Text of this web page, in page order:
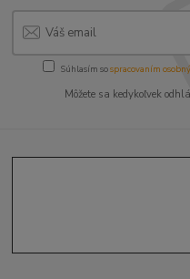
Súhlasím sospracovaním
Môžete sa kedykoľvek